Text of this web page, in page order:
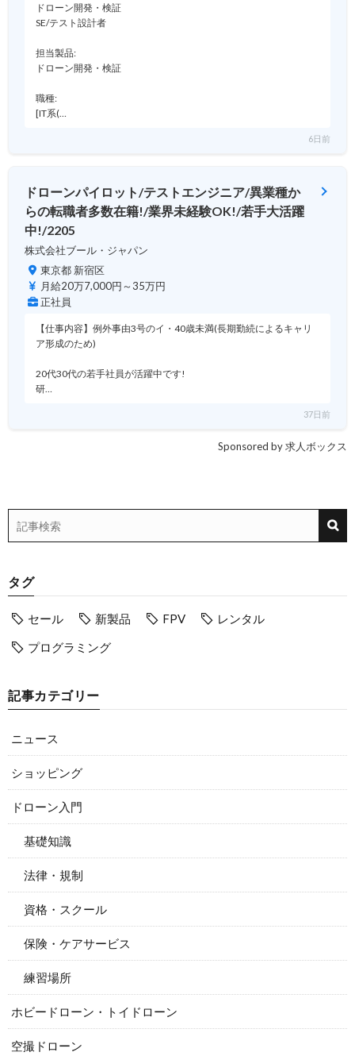
ドローン開発・検証
SE/テスト設計者
担当製品:
ドローン開発・検証
職種:
[IT系(…
6日前
ドローンパイロット/テストエンジニア/異業種か
らの転職者多数在籍!/業界未経験OK!/若手大活躍
中!/2205
株式会社ブール・ジャパン
東京都 新宿区
月給20万7,000円～35万円
正社員
【仕事内容】例外事由3号のイ・40歳未満(長期勤続によるキャリ
ア形成のため)
20代30代の若手社員が活躍中です!
研…
37日前
Sponsored by 求人ボックス
タグ
セール 新製品 FPV
レンタル
プログラミング
記事カテゴリー
ニュース
ショッピング
ドローン入門
基礎知識
法律・規制
資格・スクール
保険・ケアサービス
練習場所
ホビードローン・トイドローン
空撮ドローン